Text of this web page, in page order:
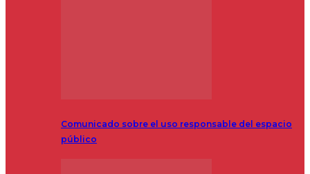
Comunicado sobre el uso responsable del espacio
público